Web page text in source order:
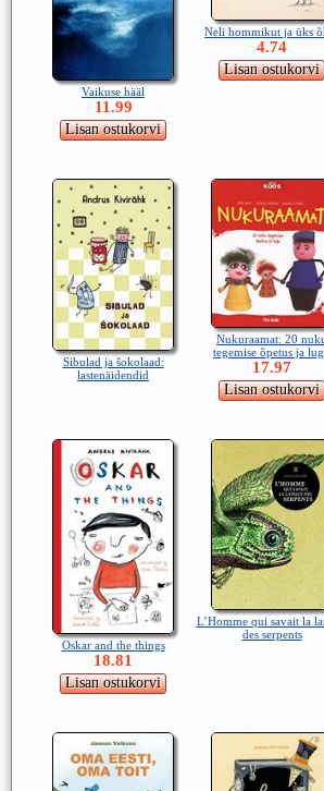
Vaikuse hääl
11.99
Neli hommikut ja üks
4.74
Sibulad ja šokolaad:
lastenäidendid
Nukuraamat: 20
tegemise õpetus ja
17.97
Oskar and the things
18.81
L’Homme qui savait la
des serpents